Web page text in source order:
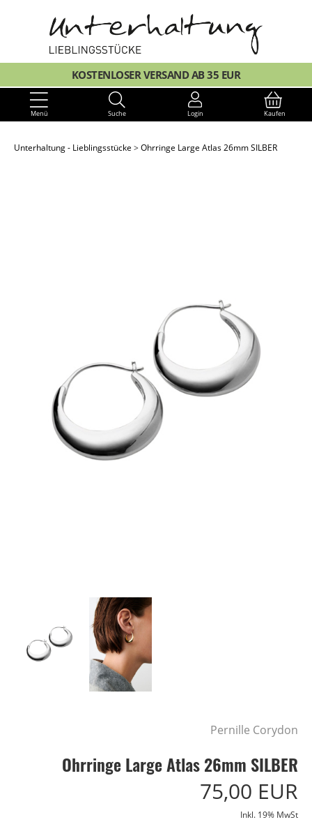
KOSTENLOSER VERSAND AB 35 EUR
Menü Suche Login Kaufen
Unterhaltung - Lieblingsstücke Ohrringe Large Atlas 26mm SILBER
Pernille Corydon
Ohrringe Large Atlas 26mm SILBER
75,00 EUR
Inkl. 19% MwSt